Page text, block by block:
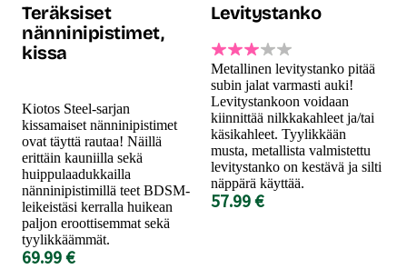
Teräksiset
nänninipistimet,
kissa
Kiotos Steel-sarjan
kissamaiset nänninipistimet
ovat täyttä rautaa! Näillä
erittäin kauniilla sekä
huippulaadukkailla
nänninipistimillä teet BDSM-
leikeistäsi kerralla huikean
paljon eroottisemmat sekä
tyylikkäämmät.
69.99 €
Levitystanko
Metallinen levitystanko pitää
subin jalat varmasti auki!
Levitystankoon voidaan
kiinnittää nilkkakahleet ja/tai
käsikahleet. Tyylikkään
musta, metallista valmistettu
levitystanko on kestävä ja silti
näppärä käyttää.
57.99 €